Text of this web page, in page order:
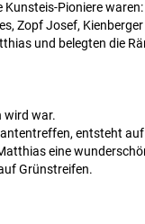
Pioniere
Zopf Josef,
und belegten die
wird war.
entsteht
eine
Grünstreifen.